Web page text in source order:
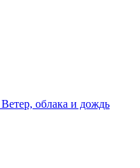
Ветер, облака и дождь